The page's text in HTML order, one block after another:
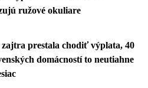
ružové okuliare
prestala chodiť výplata, 40
domácností to neutiahne